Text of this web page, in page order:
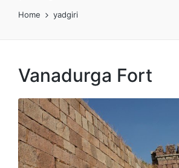
Home yadgiri
Vanadurga Fort